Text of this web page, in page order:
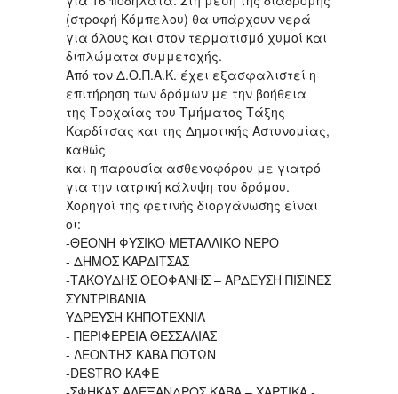
(στροφή Κόμπελου) θα υπάρχουν νερά
για όλους και στον τερματισμό χυμοί και
διπλώματα συμμετοχής.
Από τον Δ.Ο.Π.Α.Κ. έχει εξασφαλιστεί η
επιτήρηση των δρόμων με την βοήθεια
της Τροχαίας του Τμήματος Τάξης
Καρδίτσας και της Δημοτικής Αστυνομίας,
καθώς
και η παρουσία ασθενοφόρου με γιατρό
για την ιατρική κάλυψη του δρόμου.
Χορηγοί της φετινής διοργάνωσης είναι
οι:
-ΘΕΟΝΗ ΦΥΣΙΚΟ ΜΕΤΑΛΛΙΚΟ ΝΕΡΟ
- ΔΗΜΟΣ ΚΑΡΔΙΤΣΑΣ
-ΤΑΚΟΥΔΗΣ ΘΕΟΦΑΝΗΣ – ΑΡΔΕΥΣΗ ΠΙΣΙΝΕΣ
ΣΥΝΤΡΙΒΑΝΙΑ
ΥΔΡΕΥΣΗ ΚΗΠΟΤΕΧΝΙΑ
- ΠΕΡΙΦΕΡΕΙΑ ΘΕΣΣΑΛΙΑΣ
- ΛΕΟΝΤΗΣ ΚΑΒΑ ΠΟΤΩΝ
-DESTRO ΚΑΦΕ